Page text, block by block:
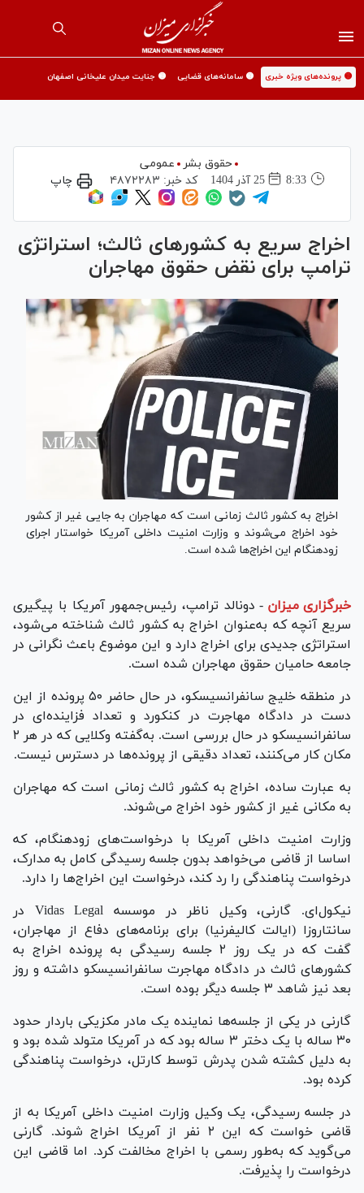
🟡 پرونده‌های ویژه خبری 🟡 سامانه‌های قضایی 🟡 جنایت میدان علیخانی اصفهان
حقوق بشر
عمومی
8:33
25 آذر 1404 کد خبر: ۴۸۷۲۲۸۳ چاپ
اخراج سریع به کشور‌های ثالث؛ استراتژی
ترامپ برای نقض حقوق مهاجران
اخراج به کشور ثالث زمانی است که مهاجران به جایی غیر از کشور
خود اخراج می‌شوند و وزارت امنیت داخلی آمریکا خواستار اجرای
زودهنگام این اخراج‌ها شده است.
خبرگزاری میزان - دونالد ترامپ، رئیس‌جمهور آمریکا با پیگیری
سریع آنچه که به‌عنوان اخراج به کشور ثالث شناخته می‌شود،
استراتژی جدیدی برای اخراج دارد و این موضوع باعث نگرانی در
جامعه حامیان حقوق مهاجران شده است.
در منطقه خلیج سانفرانسیسکو، در حال حاضر ۵۰ پرونده از این
دست در دادگاه مهاجرت در کنکورد و تعداد فزاینده‌ای در
سانفرانسیسکو در حال بررسی است. به‌گفته وکلایی که در هر ۲
مکان کار می‌کنند، تعداد دقیقی از پرونده‌ها در دسترس نیست.
به عبارت ساده، اخراج به کشور ثالث زمانی است که مهاجران
به مکانی غیر از کشور خود اخراج می‌شوند.
وزارت امنیت داخلی آمریکا با درخواست‌های زودهنگام، که
اساسا از قاضی می‌خواهد بدون جلسه رسیدگی کامل به مدارک،
درخواست پناهندگی را رد کند، درخواست این اخراج‌ها را دارد.
نیکول‌ای. گارنی، وکیل ناظر در موسسه Vidas Legal در
سانتاروزا (ایالت کالیفرنیا) برای برنامه‌های دفاع از مهاجران،
گفت که در یک روز ۲ جلسه رسیدگی به پرونده اخراج به
کشور‌های ثالث در دادگاه مهاجرت سانفرانسیسکو داشته و روز
بعد نیز شاهد ۳ جلسه دیگر بوده است.
گارنی در یکی از جلسه‌ها نماینده یک مادر مکزیکی باردار حدود
۳۰ ساله با یک دختر ۳ ساله بود که در آمریکا متولد شده بود و
به دلیل کشته شدن پدرش توسط کارتل، درخواست پناهندگی
کرده بود.
در جلسه رسیدگی، یک وکیل وزارت امنیت داخلی آمریکا به از
قاضی خواست که این ۲ نفر از آمریکا اخراج شوند. گارنی
می‌گوید که به‌طور رسمی با اخراج مخالفت کرد. اما قاضی این
درخواست را پذیرفت.